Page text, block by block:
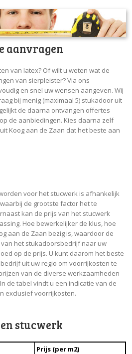
aanvragen
van latex? Of wilt u weten wat de
van sierpleister? Via ons
en snel uw wensen aangeven. Wij
bij menig (maximaal 5) stukadoor uit
de daarna ontvangen offertes
de aanbiedingen. Kies daarna zelf
Koog aan de Zaan dat het beste aan
voor het stucwerk is afhankelijk
de grootste factor het te
kan de prijs van het stucwerk
Hoe bewerkelijker de klus, hoe
aan de Zaan bezig is, waardoor de
het stukadoorsbedrijf naar uw
op de prijs. U kunt daarom het beste
uit uw regio om voorrijkosten te
van de diverse werkzaamheden
de tabel vindt u een indicatie van de
exclusief voorrijkosten.
stucwerk
Prijs (per m2)